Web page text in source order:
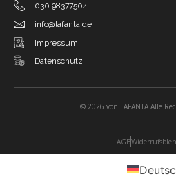
030 98377504
info@lafanta.de
Impressum
Datenschutz
© 2026 von LAFANTA Alle
AGB